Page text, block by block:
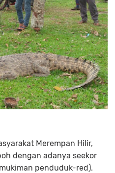
Merempan Hilir,
dengan adanya seekor
penduduk-red).